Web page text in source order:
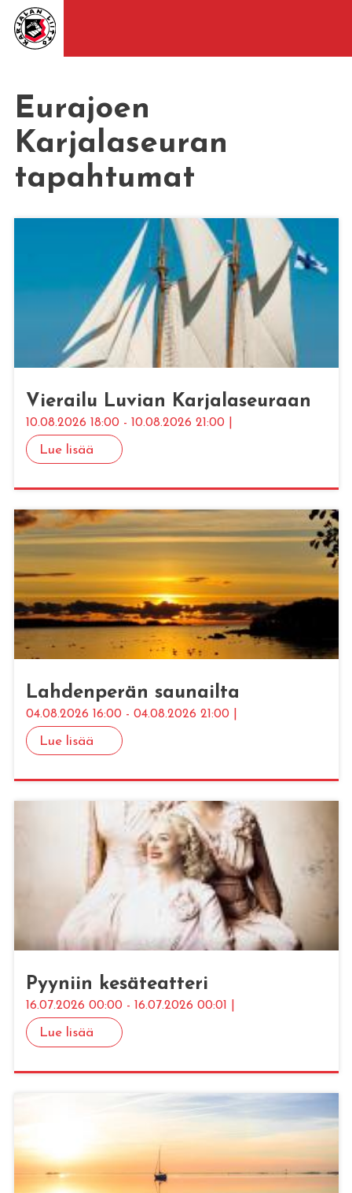
Eurajoen
Karjalaseuran
tapahtumat
Vie­rai­lu Lu­vian Kar­ja­la­seu­raan
10.08.2026 18:00 - 10.08.2026 21:00 |
Lue lisää
Lah­den­pe­rän sau­nail­ta
04.08.2026 16:00 - 04.08.2026 21:00 |
Lue lisää
Pyy­niin ke­sä­teat­te­ri
16.07.2026 00:00 - 16.07.2026 00:01 |
Lue lisää